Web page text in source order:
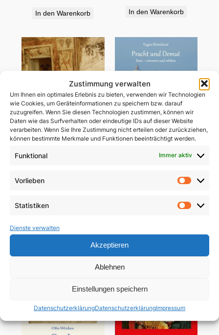
Zustimmung verwalten
Um Ihnen ein optimales Erlebnis zu bieten, verwenden wir Technologien
wie Cookies, um Geräteinformationen zu speichern bzw. darauf
zuzugreifen. Wenn Sie diesen Technologien zustimmen, können wir
Daten wie das Surfverhalten oder eindeutige IDs auf dieser Website
verarbeiten. Wenn Sie Ihre Zustimmung nicht erteilen oder zurückziehen,
können bestimmte Merkmale und Funktionen beeinträchtigt werden.
Funktional Immer aktiv
Vorlieben
Statistiken
Dienste verwalten
Akzeptieren
Ablehnen
Einstellungen speichern
DatenschutzerklärungDatenschutzerklärungImpressum
In den Warenkorb In den Warenkorb
In den Warenkorb In den Warenkorb